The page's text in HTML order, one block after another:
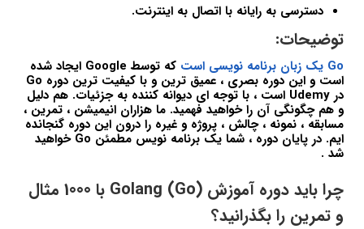
دسترسی به رایانه با اتصال به اینترنت.
توضیحات:
Go یک زبان برنامه نویسی است که توسط Google ایجاد شده
است و این دوره بصری ، عمیق ترین و با کیفیت ترین دوره Go
در Udemy است ، با توجه ای دیوانه کننده به جزئیات. هم دلیل
و هم چگونگی آن را خواهید فهمید. ما هزاران انیمیشن ، تمرین ،
مسابقه ، نمونه ، چالش ، پروژه و غیره را درون این دوره گنجانده
ایم. در پایان دوره ، شما یک برنامه نویس مطمئن Go خواهید
شد .
چرا باید دوره آموزش (Golang (Go با 1000 مثال
و تمرین را بگذرانید؟